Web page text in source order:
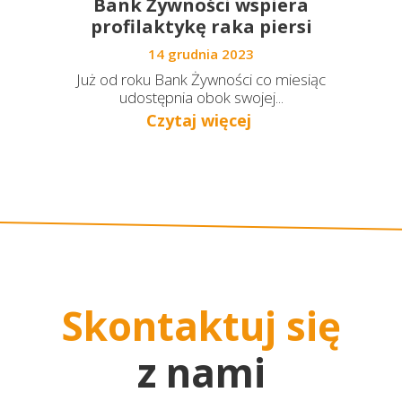
Bank Żywności wspiera
profilaktykę raka piersi
14 grudnia 2023
Już od roku Bank Żywności co miesiąc
udostępnia obok swojej...
Czytaj więcej
Skontaktuj się
z nami